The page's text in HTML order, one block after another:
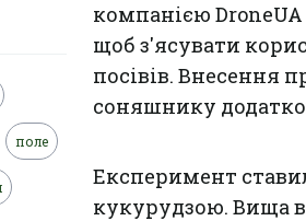
поле
компанією
щоб з'ясувати
посівів. Внесення
соняшнику
Експеримент
кукурудзою. Вища